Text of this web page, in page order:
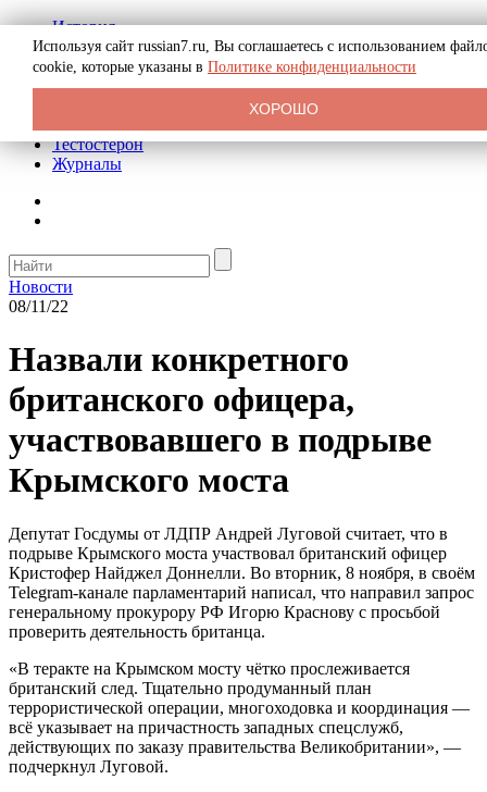
История
Биография
Криминал
Реклама на сайте
Тестостерон
Журналы
Новости
08/11/22
Назвали конкретного
британского офицера,
участвовавшего в подрыве
Крымского моста
Депутат Госдумы от ЛДПР Андрей Луговой считает, что в
подрыве Крымского моста участвовал британский офицер
Кристофер Найджел Доннелли. Во вторник, 8 ноября, в своём
Telegram-канале парламентарий написал, что направил запрос
генеральному прокурору РФ Игорю Краснову с просьбой
проверить деятельность британца.
«В теракте на Крымском мосту чëтко прослеживается
британский след. Тщательно продуманный план
террористической операции, многоходовка и координация —
всё указывает на причастность западных спецслужб,
действующих по заказу правительства Великобритании», —
подчеркнул Луговой.
Используя сайт russian7.ru, Вы соглашаетесь с использованием
cookie, которые указаны в Политике конфиденциальности
ХОРОШО